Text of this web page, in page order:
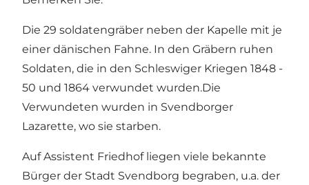
Die 29 soldatengräber neben der Kapelle mit je
einer dänischen Fahne. In den Gräbern ruhen
Soldaten, die in den Schleswiger Kriegen 1848 -
50 und 1864 verwundet wurden.Die
Verwundeten wurden in Svendborger
Lazarette, wo sie starben.
Auf Assistent Friedhof liegen viele bekannte
Bürger der Stadt Svendborg begraben, u.a. der